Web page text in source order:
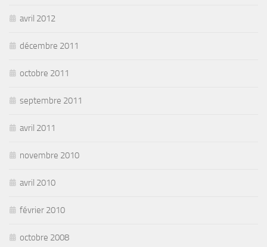
avril 2012
décembre 2011
octobre 2011
septembre 2011
avril 2011
novembre 2010
avril 2010
février 2010
octobre 2008